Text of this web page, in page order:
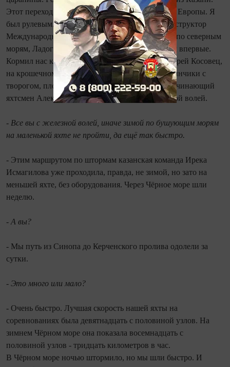
Этот переход замкнул его путь по морям вокруг Европы. Я
был рулевым. Я профессиональный водолаз, инструктор
Международной школы SSI. Ходил по Балтике, по северным
морям, Ладоге. Но зимний морской переход был впервые.
Кормил нас кок, бывалый яхтсмен, рулевой Андрей Косовец,
на крошечном камбузе готовил деликатесы,- блинчики с
творогом, плов, кус-кус, рыбу. Был в команде начинающий
яхтсмен Александр Подрезов, человек с железной волей.
- Все вы с железной волей, иначе зимой по бушующим морям
на маленькой яхте не пройти, да ещё так быстро.
- Этим маршрутом по штормам казанская команда Ирека
Исмагилова уже проходила, правда, не зимой, но зато на
меньшей яхте, без оборудования. Через Чёрное море шли
неделю.
- А вы?
- Мы путь из Синопа до Керченского пролива одолели за
сутки.
- Это много или мало?
- Очень быстро. Лучшая скорость нашей яхты на
соревнованиях была девятнадцать с половиной узлов. На
зимнем Чёрном море она показала восемнадцать с
половиной узлов - тридцать километров в час.
В Чёрном море ночью штормило, но мы шли быстро. И